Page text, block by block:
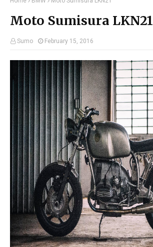
Moto Sumisura LKN21
Sumo February 15, 2016